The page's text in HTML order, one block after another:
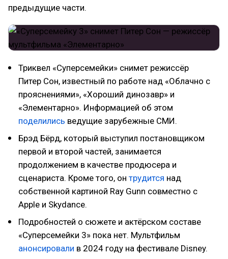
предыдущие части.
Триквел «Суперсемейки» снимет режиссёр
Питер Сон, известный по работе над «Облачно с
прояснениями», «Хороший динозавр» и
«Элементарно». Информацией об этом
поделились ведущие зарубежные СМИ.
Брэд Бёрд, который выступил постановщиком
первой и второй частей, занимается
продолжением в качестве продюсера и
сценариста. Кроме того, он трудится над
собственной картиной Ray Gunn совместно с
Apple и Skydance.
Подробностей о сюжете и актёрском составе
«Суперсемейки 3» пока нет. Мультфильм
анонсировали в 2024 году на фестивале Disney.